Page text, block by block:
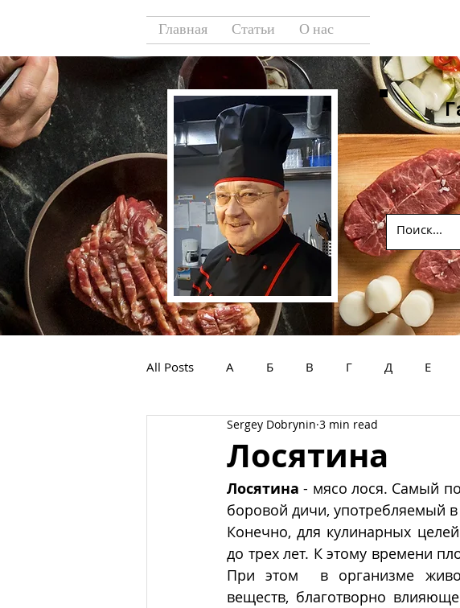
Главная Статьи О нас
All Posts А Б В Г Д Е
У Ф Х
Лосятина
Sergey Dobrynin 3 min read
Лосятина - мясо лося. Самый
боровой дичи, употребляемый в
Конечно, для кулинарных
до трех лет. К этому времени
При этом  в организме
веществ, благотворно